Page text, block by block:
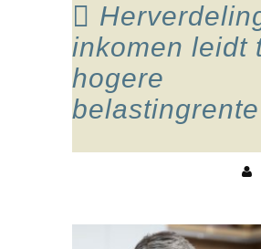
inkomen leidt
hogere
belastingrente